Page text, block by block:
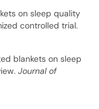
on sleep quality
controlled trial.
blankets on sleep
Journal of